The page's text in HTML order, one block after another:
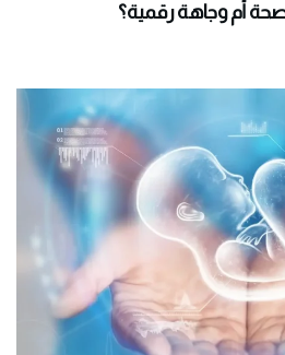
أم وجاهة رقمية؟